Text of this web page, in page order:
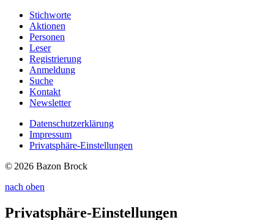
Stichworte
Aktionen
Personen
Leser
Registrierung
Anmeldung
Suche
Kontakt
Newsletter
Datenschutzerklärung
Impressum
Privatsphäre-Einstellungen
© 2026 Bazon Brock
nach oben
Privatsphäre-Einstellungen